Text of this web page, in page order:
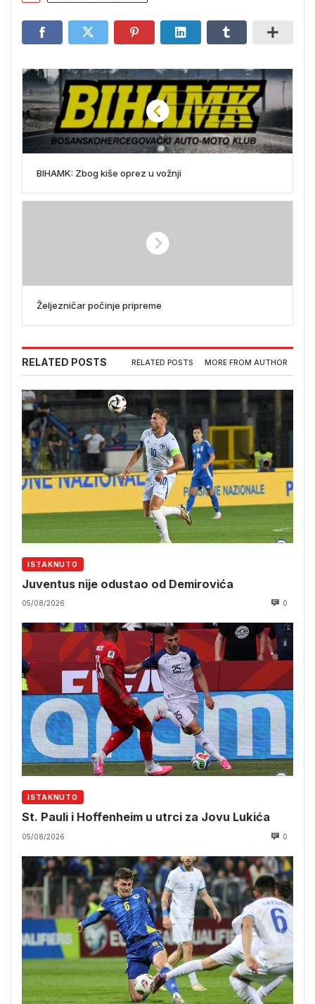
BIHAMK: Zbog kiše oprez u vožnji
Željezničar počinje pripreme
RELATED POSTS RELATED POSTS MORE FROM AUTHOR
ISTAKNUTO
Juventus nije odustao od Demirovića
05/08/2026 0
ISTAKNUTO
St. Pauli i Hoffenheim u utrci za Jovu Lukića
05/08/2026 0